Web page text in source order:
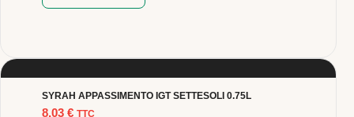
SYRAH APPASSIMENTO IGT SETTESOLI 0.75L
8,03 € TTC